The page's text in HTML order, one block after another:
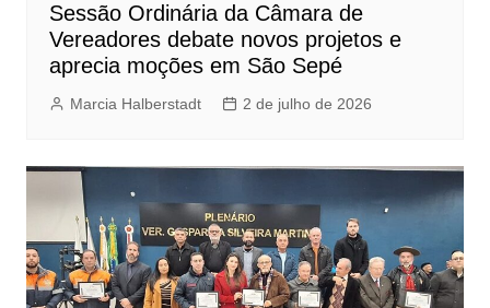
Sessão Ordinária da Câmara de
Vereadores debate novos projetos e
aprecia moções em São Sepé
Marcia Halberstadt 2 de julho de 2026